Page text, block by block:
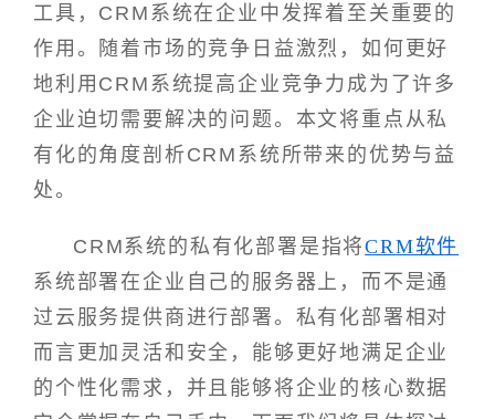
工具，CRM系统在企业中发挥着至关重要的
作用。随着市场的竞争日益激烈，如何更好
地利用CRM系统提高企业竞争力成为了许多
企业迫切需要解决的问题。本文将重点从私
有化的角度剖析CRM系统所带来的优势与益
处。
CRM系统的私有化部署是指将CRM软件
系统部署在企业自己的服务器上，而不是通
过云服务提供商进行部署。私有化部署相对
而言更加灵活和安全，能够更好地满足企业
的个性化需求，并且能够将企业的核心数据